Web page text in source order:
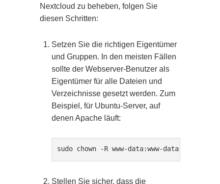
Nextcloud zu beheben, folgen Sie
diesen Schritten:
Setzen Sie die richtigen Eigentümer
und Gruppen. In den meisten Fällen
sollte der Webserver-Benutzer als
Eigentümer für alle Dateien und
Verzeichnisse gesetzt werden. Zum
Beispiel, für Ubuntu-Server, auf
denen Apache läuft:
sudo chown -R www-data:www-data /pfad/
Stellen Sie sicher, dass die